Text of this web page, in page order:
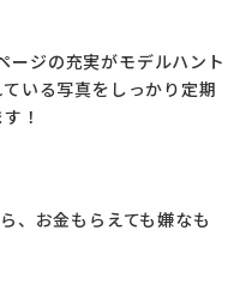
ジの充実がモデルハント
いる写真をしっかり定期
！
、お金もらえても嫌なも